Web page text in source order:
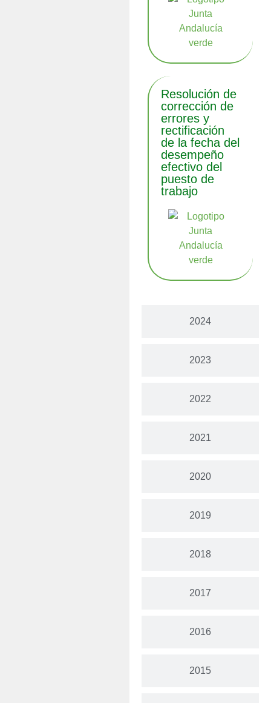
2024
2023
2022
2021
2020
2019
2018
2017
2016
2015
Resolución de
corrección de
errores y
rectificación
de la fecha del
desempeño
efectivo del
puesto de
trabajo